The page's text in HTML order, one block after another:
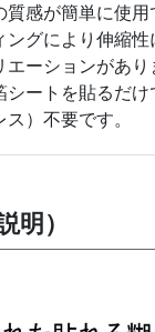
質感が簡単に使用
ングにより伸縮
ーションがあり
シートを貼るだ
）不要です。
明）